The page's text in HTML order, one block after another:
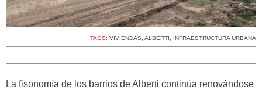
TAGS: VIVIENDAS, ALBERTI , INFRAESTRUCTURA URBANA
La fisonomía de los barrios de Alberti continúa renovándose